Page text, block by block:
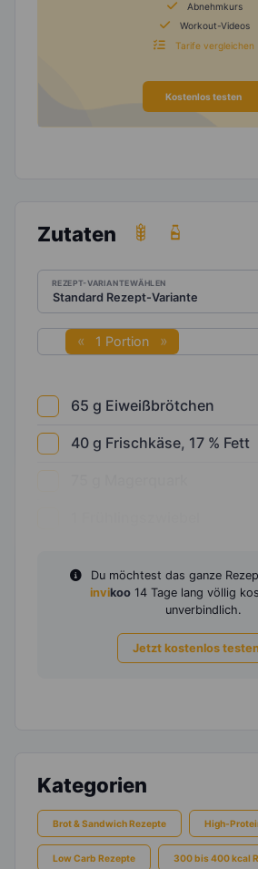
Abnehmkurs
Workout-Videos
Tarife vergleichen
Kostenlos testen
Zutaten
REZEPT-VARIANTE WÄHLEN
1 Portion
65 g Eiweißbrötchen
40 g Frischkäse, 17 % Fett
Du möchtest das ganze
invikoo 14 Tage lang völlig
unverbindlich.
Jetzt kostenlos
Kategorien
Brot & Sandwich Rezepte High-
Low Carb Rezepte 300 bis 400 kcal